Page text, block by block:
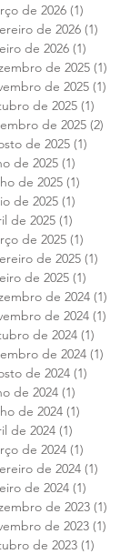
de 2026 (1)
de 2026 (1)
de 2026 (1)
de 2025 (1)
de 2025 (1)
de 2025 (1)
de 2025 (2)
de 2025 (1)
de 2025 (1)
de 2025 (1)
de 2025 (1)
de 2025 (1)
de 2025 (1)
de 2025 (1)
de 2025 (1)
de 2024 (1)
de 2024 (1)
de 2024 (1)
de 2024 (1)
de 2024 (1)
de 2024 (1)
de 2024 (1)
de 2024 (1)
de 2024 (1)
de 2024 (1)
de 2024 (1)
de 2023 (1)
de 2023 (1)
de 2023 (1)